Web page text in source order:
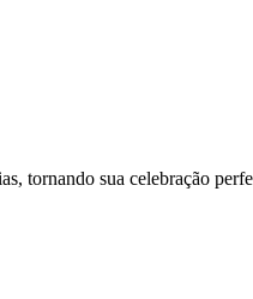
tornando sua celebração